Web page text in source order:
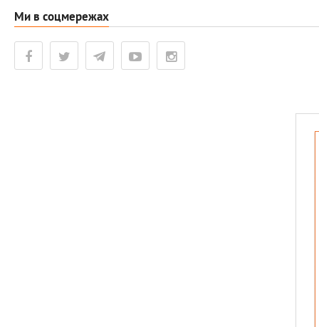
Ми в соцмережах